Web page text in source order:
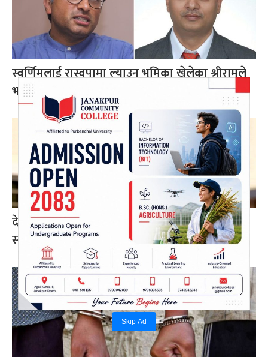
Skip Ad
स्वर्णिमलाई रास्वपामा ल्याउन भूमिका खेलेका श्रीरामले
भने– अर्थनीति कागजी सूत्र होइन
देउवा र खड्काको पुनरावलोकन निवेदनमा सुनुवाइ गर्न
सर्वोच्चको अनुमति